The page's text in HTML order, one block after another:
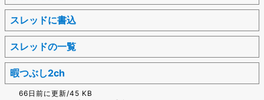
スレッドに書込
スレッドの一覧
暇つぶし2ch
66日前に更新/45 KB